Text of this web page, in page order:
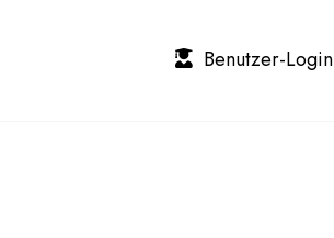
Benutzer-Login